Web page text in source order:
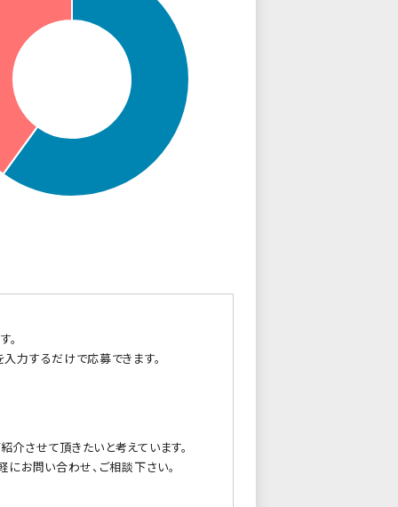
。
力するだけで応募できます。
させて頂きたいと考えています。
お問い合わせ、ご相談下さい。